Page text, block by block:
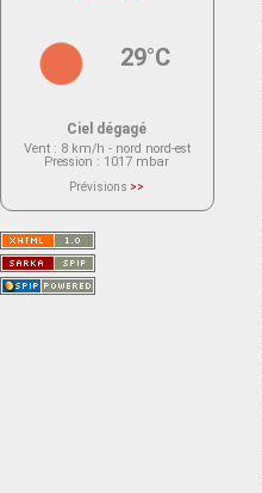
29°C
Ciel dégagé
Vent : 8 km/h - nord nord-est
Pression : 1017 mbar
Prévisions >>
actuellement aucune prévision
Saint-Nom.
Veuillez consulter le message du
service ci-dessous.
(401 - Invalid API key. Please see
https://openweathermap.org/faq#error401